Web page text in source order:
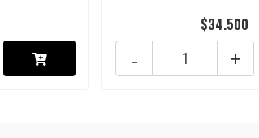
$34.500
+
-